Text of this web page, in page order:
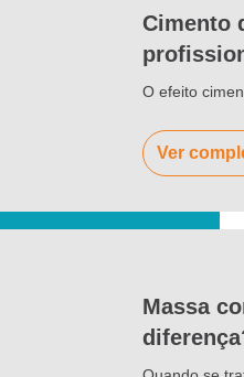
Cimento
O efeito
Ver
Massa